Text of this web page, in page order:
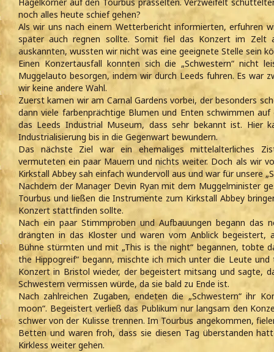
Hagelkörner auf den Tourbus prasselten. Verzweifelt
noch alles heute schief gehen?
Als wir uns nach einem Wetterbericht informierten, erfuhren
später auch regnen sollte. Somit fiel das Konzert im Zelt
auskannten, wussten wir nicht was eine geeignete Stelle sein
Einen Konzertausfall konnten sich die „Schwestern“ nicht
Muggelauto besorgen, indem wir durch Leeds fuhren. Es war
wir keine andere Wahl.
Zuerst kamen wir am Carnal Gardens vorbei, der besonders
dann viele farbenprächtige Blumen und Enten schwimmen
das Leeds Industrial Museum, dass sehr bekannt ist. Hier
Industrialisierung bis in die Gegenwart bewundern.
Das nächste Ziel war ein ehemaliges mittelalterliches
vermuteten ein paar Mauern und nichts weiter. Doch als wir
Kirkstall Abbey sah einfach wundervoll aus und war für unsere
Nachdem der Manager Devin Ryan mit dem Muggelminister
Tourbus und ließen die Instrumente zum Kirkstall Abbey
Konzert stattfinden sollte.
Nach ein paar Stimmproben und Aufbauungen begann das
drängten in das Kloster und waren vom Anblick begeistert,
Bühne stürmten und mit „This is the night“ begannen, tobte
the Hippogreif“ begann, mischte ich mich unter die Leute
Konzert in Bristol wieder, der begeistert mitsang und sagte,
Schwestern vermissen würde, da sie bald zu Ende ist.
Nach zahlreichen Zugaben, endeten die „Schwestern“ ihr
moon“. Begeistert verließ das Publikum nur langsam den
schwer von der Kulisse trennen. Im Tourbus angekommen,
Betten und waren froh, dass sie diesen Tag überstanden
Kirkless weiter gehen.